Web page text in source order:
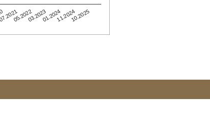
05.202203.202301.202411.202410.2025